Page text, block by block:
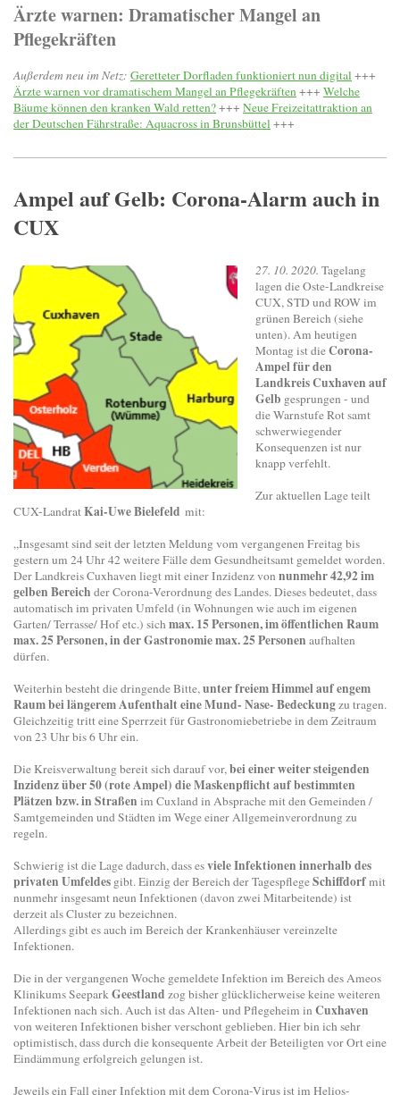
Ärzte warnen: Dramatischer Mangel an
Pflegekräften
Außerdem neu im Netz: Geretteter Dorfladen funktioniert nun digital +++
Ärzte warnen vor dramatischem Mangel an Pflegekräften+++ Welche
Bäume können den kranken Wald retten?+++ Neue Freizeitattraktion an
der Deutschen Fährstraße: Aquacross in Brunsbüttel +++
Ampel auf Gelb: Corona-Alarm auch in
CUX
27. 10. 2020. Tagelang
lagen die Oste-Landkreise
CUX, STD und ROW im
grünen Bereich (siehe
unten). Am heutigen
Montag ist dieCorona-
Ampel für den
Landkreis Cuxhaven auf
Gelb gesprungen - und
die Warnstufe Rot samt
schwerwiegender
Konsequenzen ist nur
knapp verfehlt.
Zur aktuellen Lage teilt
CUX-LandratKai-Uwe Bielefeld mit:
„Insgesamt sind seit der letzten Meldung vom vergangenen Freitag bis
gestern um 24 Uhr 42 weitere Fälle dem Gesundheitsamt gemeldet worden.
Der Landkreis Cuxhaven liegt mit einer Inzidenz von nunmehr 42,92 im
gelben Bereich der Corona-Verordnung des Landes. Dieses bedeutet, dass
automatisch im privaten Umfeld (in Wohnungen wie auch im eigenen
Garten/ Terrasse/ Hof etc.) sich max. 15 Personen, im öffentlichen Raum
max. 25 Personen, in der Gastronomie max. 25 Personen aufhalten
dürfen.
Weiterhin besteht die dringende Bitte,unter freiem Himmel auf engem
Raum bei längerem Aufenthalt eine Mund- Nase- Bedeckungzu tragen.
Gleichzeitig tritt eine Sperrzeit für Gastronomiebetriebe in dem Zeitraum
von 23 Uhr bis 6 Uhr ein.
Die Kreisverwaltung bereit sich darauf vor,bei einer weiter steigenden
Inzidenz über 50 (rote Ampel) die Maskenpflicht auf bestimmten
Plätzen bzw. in Straßen im Cuxland in Absprache mit den Gemeinden /
Samtgemeinden und Städten im Wege einer Allgemeinverordnung zu
regeln.
Schwierig ist die Lage dadurch, dass esviele Infektionen innerhalb des
privaten Umfeldes gibt. Einzig der Bereich der TagespflegeSchiffdorfmit
nunmehr insgesamt neun Infektionen (davon zwei Mitarbeitende) ist
derzeit als Cluster zu bezeichnen.
Allerdings gibt es auch im Bereich der Krankenhäuser vereinzelte
Infektionen.
Die in der vergangenen Woche gemeldete Infektion im Bereich des Ameos
Klinikums SeeparkGeestland zog bisher glücklicherweise keine weiteren
Infektionen nach sich. Auch ist das Alten- und Pflegeheim in Cuxhaven
von weiteren Infektionen bisher verschont geblieben. Hier bin ich sehr
optimistisch, dass durch die konsequente Arbeit der Beteiligten vor Ort eine
Eindämmung erfolgreich gelungen ist.
Jeweils ein Fall einer Infektion mit dem Corona-Virus ist im Helios-